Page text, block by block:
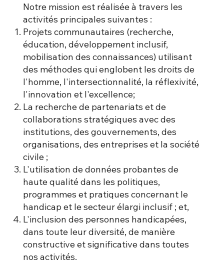
Notre mission est réalisée à travers les
activités principales suivantes :
Projets communautaires (recherche,
éducation, développement inclusif,
mobilisation des connaissances) utilisant
des méthodes qui englobent les droits de
l'homme, l'intersectionnalité, la réflexivité,
l'innovation et l'excellence;
La recherche de partenariats et de
collaborations stratégiques avec des
institutions, des gouvernements, des
organisations, des entreprises et la société
civile ;
L'utilisation de données probantes de
haute qualité dans les politiques,
programmes et pratiques concernant le
handicap et le secteur élargi inclusif ; et,
L'inclusion des personnes handicapées,
dans toute leur diversité, de manière
constructive et significative dans toutes
nos activités.